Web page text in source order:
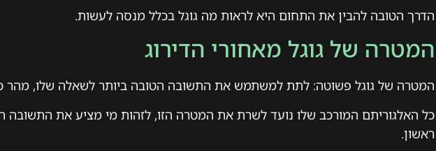
הדרך הטובה להבין את התחום היא לראות מה גוגל בכלל מנסה לעשות.
המטרה של גוגל מאחורי הדירוג
המטרה של גוגל פשוטה: לתת למשתמש את התשובה הטובה ביותר לשאלה שלו, מהר
כל האלגוריתם המורכב שלו נועד לשרת את המטרה הזו, לזהות מי מציע את התשובה
ראשון.